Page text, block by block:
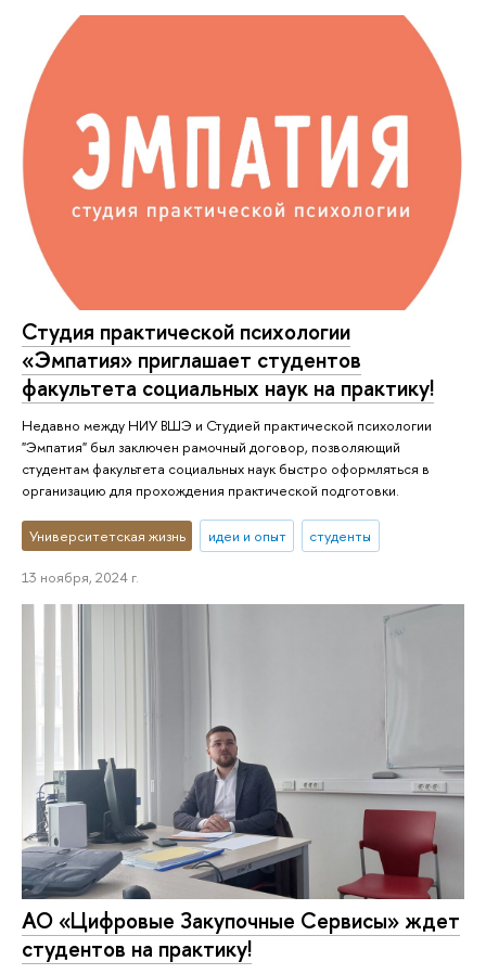
Студия практической психологии
«Эмпатия» приглашает студентов
факультета социальных наук на практику!
Недавно между НИУ ВШЭ и Студией практической психологии
"Эмпатия" был заключен рамочный договор, позволяющий
студентам факультета социальных наук быстро оформляться в
организацию для прохождения практической подготовки.
Университетская жизнь идеи и опыт студенты
13 ноября, 2024 г.
АО «Цифровые Закупочные Сервисы» ждет
студентов на практику!